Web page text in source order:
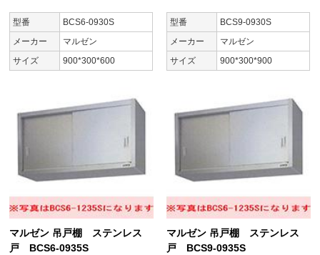
型番
BCS6-0930S
メーカー
マルゼン
サイズ
900*300*600
型番
BCS9-0930S
メーカー
マルゼン
サイズ
900*300*900
マルゼン 吊戸棚 ステンレス
戸 BCS6-0935S
マルゼン 吊戸棚 ステンレス
戸 BCS9-0935S